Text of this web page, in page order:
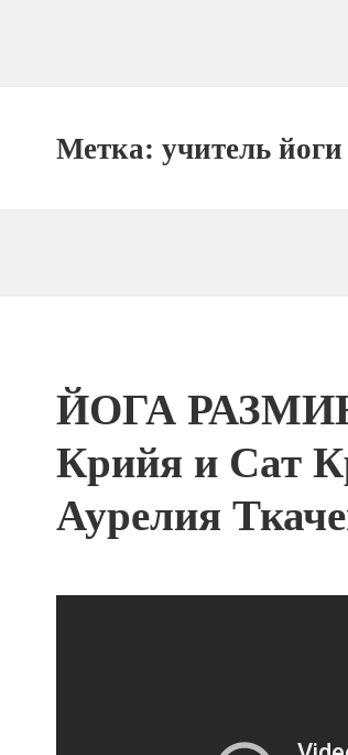
Метка:учитель йоги
ЙОГА
Крийя и Сат
Аурелия